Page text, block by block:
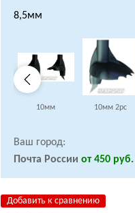
8,5мм
10мм 10мм 2pc
Ваш город:
Почта России от 450 руб.
Добавить к сравнению